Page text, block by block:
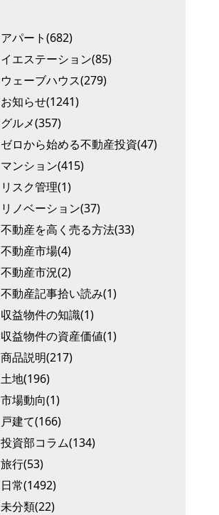
アパート(682)
イエステーション(85)
ウェーブハウス(279)
お知らせ(1241)
グルメ(357)
ゼロから始める不動産投資(47)
マンション(415)
リスク管理(1)
リノベーション(37)
不動産を高く売る方法(33)
不動産市場(4)
不動産市況(2)
不動産記事拾い読み(1)
収益物件の知識(1)
収益物件の資産価値(1)
商品説明(217)
土地(196)
市場動向(1)
戸建て(166)
投資部コラム(134)
旅行(53)
日常(1492)
未分類(22)